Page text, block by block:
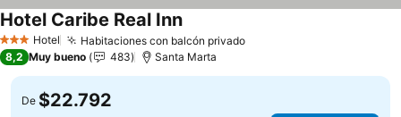
3 Estrellas
Hotel Habitaciones con balcón privado
Hotel Caribe Real Inn
8,2 Muy bueno 483 Santa Marta
De $22.792